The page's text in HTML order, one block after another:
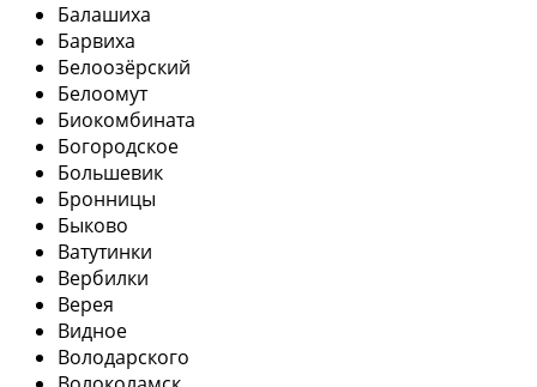
Балашиха
Барвиха
Белоозёрский
Белоомут
Биокомбината
Богородское
Большевик
Бронницы
Быково
Ватутинки
Вербилки
Верея
Видное
Володарского